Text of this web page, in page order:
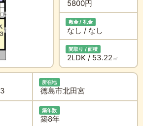
5800円
敷金 / 礼金
なし / なし
間取り / 面積
2LDK / 53.22 ㎡
所在地
徳島市北田宮
築年数
築8年